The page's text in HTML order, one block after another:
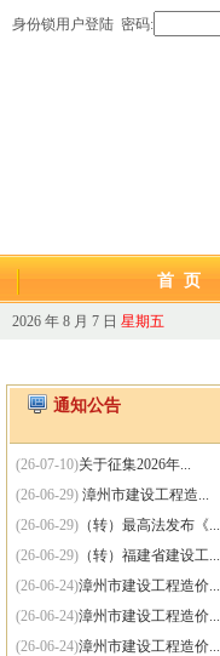
身份锁用户登陆 密码:
首 页
2026 年 8 月 7 日 星期五
通知公告
(26-07-10)关于征集2026年...
(26-06-29) 漳州市建设工程造...
(26-06-29) （转）最高法发布《...
(26-06-29) （转）福建省建设工...
(26-06-24)漳州市建设工程造价...
(26-06-24)漳州市建设工程造价...
(26-06-24)漳州市建设工程造价...